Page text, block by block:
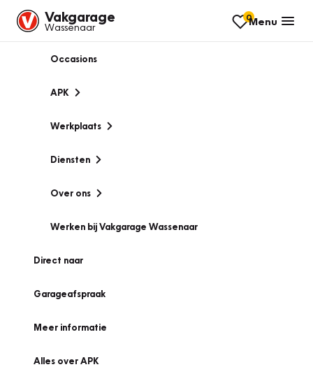
Vakgarage
Wassenaar
0Menu
Occasions
APK
Werkplaats
Diensten
Over ons
Werken bij Vakgarage Wassenaar
Direct naar
Garageafspraak
Meer informatie
Alles over APK